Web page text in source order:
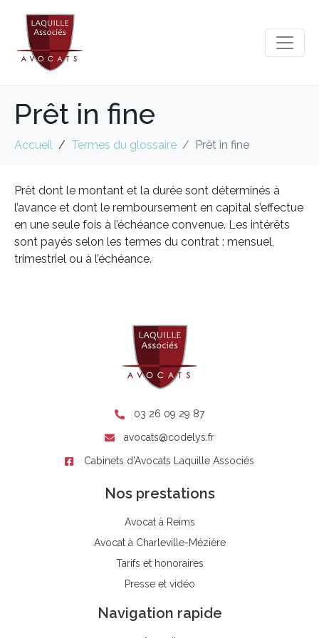
Prêt in fine
Accueil Termes du glossaire Prêt in fine
Prêt dont le montant et la durée sont déterminés à
l’avance et dont le remboursement en capital s’effectue
en une seule fois à l’échéance convenue. Les intérêts
sont payés selon les termes du contrat : mensuel,
trimestriel ou à l’échéance.
03 26 09 29 87
avocats@codelys.fr
Cabinets d'Avocats Laquille Associés
Nos prestations
Avocat à Reims
Avocat à Charleville-Mézière
Tarifs et honoraires
Presse et vidéo
Navigation rapide